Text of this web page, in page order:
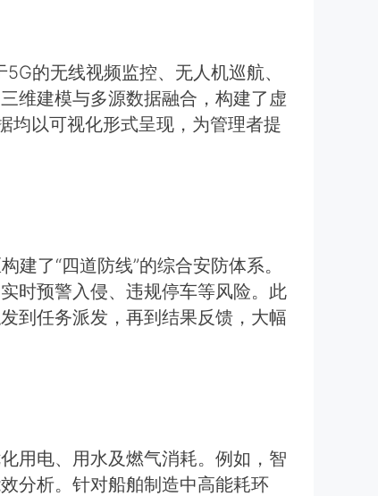
的无线视频监控、无人机巡航、
维建模与多源数据融合，构建了虚
均以可视化形式呈现，为管理者提
建了“四道防线”的综合安防体系。
时预警入侵、违规停车等风险。此
到任务派发，再到结果反馈，大幅
用电、用水及燃气消耗。例如，智
分析。针对船舶制造中高能耗环